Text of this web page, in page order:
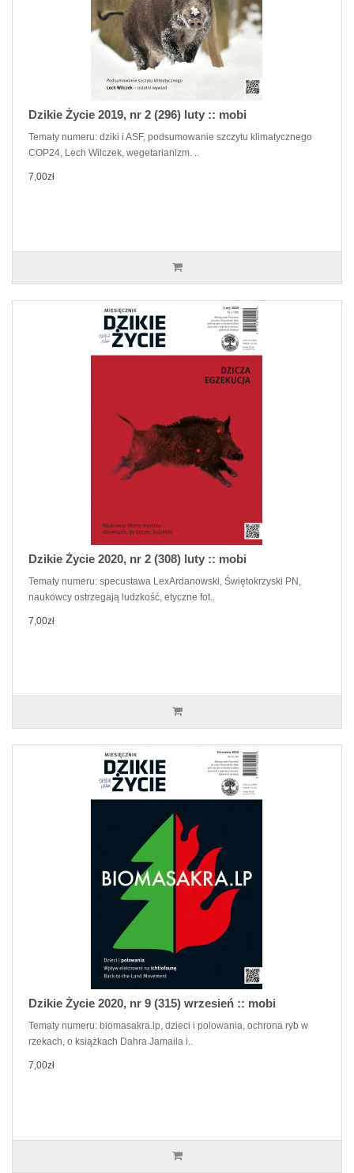
Dzikie Życie 2019, nr 2 (296) luty :: mobi
Tematy numeru: dziki i ASF, podsumowanie szczytu klimatycznego
COP24, Lech Wilczek, wegetarianizm. ..
7,00zł
Dzikie Życie 2020, nr 2 (308) luty :: mobi
Tematy numeru: specustawa LexArdanowski, Świętokrzyski PN,
naukowcy ostrzegają ludzkość, etyczne fot..
7,00zł
Dzikie Życie 2020, nr 9 (315) wrzesień :: mobi
Tematy numeru: biomasakra.lp, dzieci i polowania, ochrona ryb w
rzekach, o książkach Dahra Jamaila i..
7,00zł